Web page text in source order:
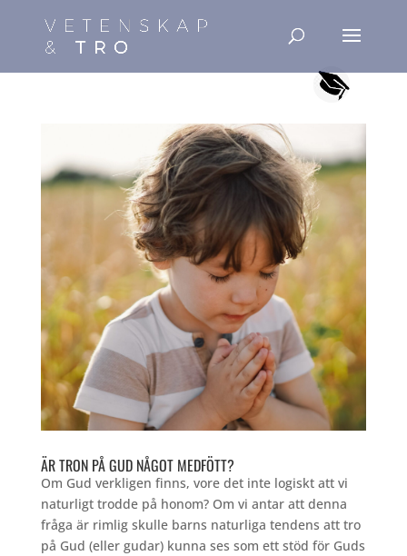
ÄR TRON PÅ GUD NÅGOT MEDFÖTT?
Om Gud verkligen finns, vore det inte logiskt att vi
naturligt trodde på honom? Om vi antar att denna
fråga är rimlig skulle barns naturliga tendens att tro
på Gud (eller gudar) kunna ses som ett stöd för Guds